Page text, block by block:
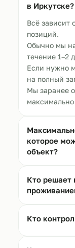
в Иркутске?
Всё зависит
позиций.
Обычно мы
течение 1–2
Если нужно
на полный
Мы заранее
которое
объект?
Кто решает
Кто